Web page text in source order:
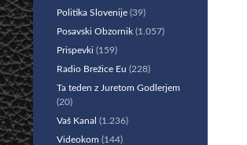
Politika Slovenije (39)
Posavski Obzornik (1.057)
Prispevki (159)
Radio Brežice Eu (228)
Ta teden z Juretom Godlerjem
(20)
Vaš Kanal (1.236)
Videokom (144)